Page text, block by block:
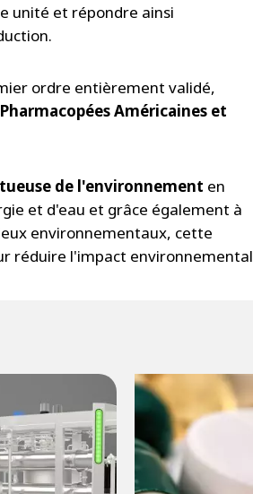
unité et répondre ainsi
ordre entièrement validé,
Américaines et
de l'environnement en
et d'eau et grâce également à
environnementaux, cette
réduire l'impact environnemental